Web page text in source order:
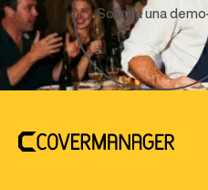
Solicita una demo